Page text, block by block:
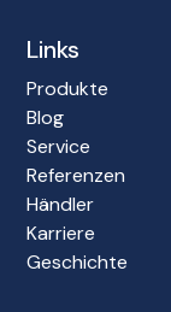
Links
Produkte
Blog
Service
Referenzen
Händler
Karriere
Geschichte